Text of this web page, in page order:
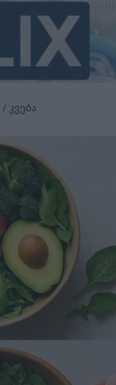
/ კვება